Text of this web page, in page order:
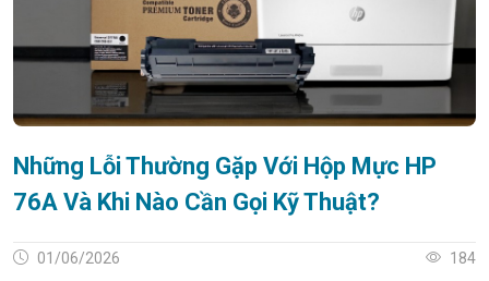
Những Lỗi Thường Gặp Với Hộp Mực HP
76A Và Khi Nào Cần Gọi Kỹ Thuật?
01/06/2026 184